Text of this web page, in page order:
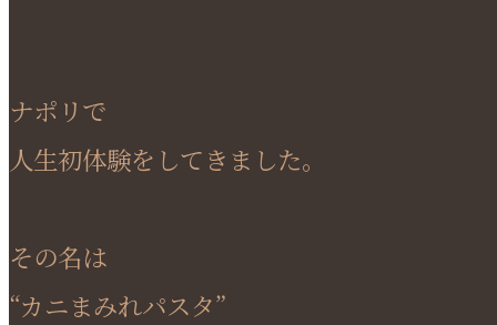
ナポリで
人生初体験をしてきました。
その名は
“カニまみれパスタ”